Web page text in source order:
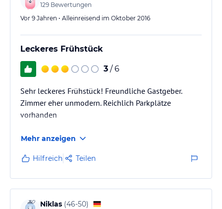
129 Bewertungen
Vor 9 Jahren • Alleinreisend im Oktober 2016
Leckeres Frühstück
3 / 6
Sehr leckeres Frühstück! Freundliche Gastgeber.
Zimmer eher unmodern. Reichlich Parkplätze
vorhanden
Mehr anzeigen
Hilfreich Teilen
Niklas (46-50)